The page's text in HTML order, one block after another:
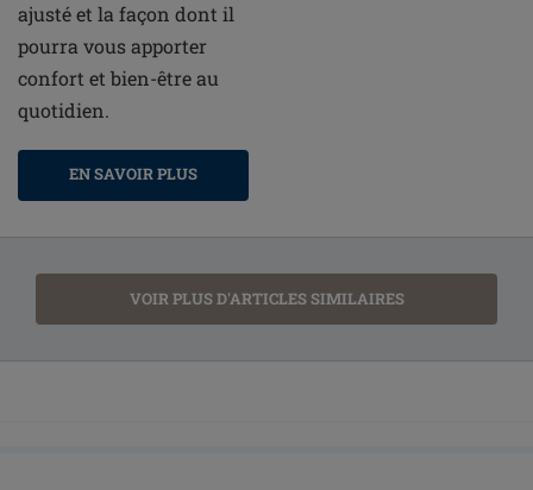
ajusté et la façon dont il
pourra vous apporter
confort et bien-être au
quotidien.
EN SAVOIR PLUS
VOIR PLUS D'ARTICLES SIMILAIRES